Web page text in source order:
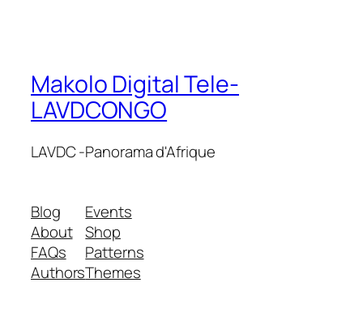
Makolo Digital Tele-
LAVDCONGO
LAVDC -Panorama d'Afrique
Blog
About
FAQs
Authors
Events
Shop
Patterns
Themes